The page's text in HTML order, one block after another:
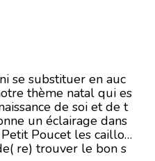
se substituer en auc
thème natal qui es
de soi et de t
un éclairage dans
Poucet les caillou
re) trouver le bon s